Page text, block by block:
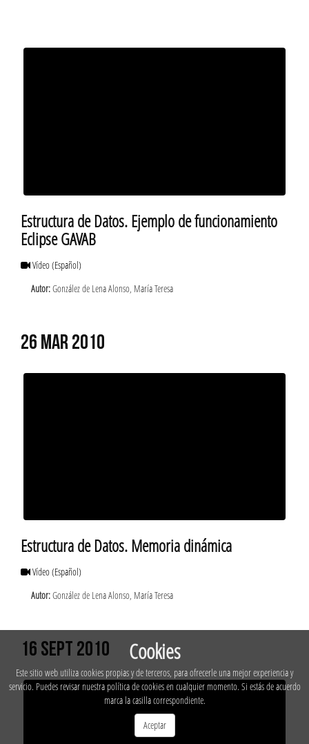
Estructura de Datos. Ejemplo de funcionamiento
Eclipse GAVAB
Vídeo(Español)
Autor:González de Lena Alonso, María Teresa
26 MAR 2010
Estructura de Datos. Memoria dinámica
Vídeo(Español)
Autor:González de Lena Alonso, María Teresa
16 SEPT 2010 Cookies
Este sitio web utiliza cookies propias y de terceros, para ofrecerle una mejor experiencia y
servicio. Puedes revisar nuestra política de cookies en cualquier momento. Si estás de acuerdo
marca la casilla correspondiente.
Aceptar